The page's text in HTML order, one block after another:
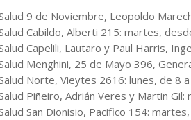
9 de Noviembre, Leopoldo
Cabildo, Alberti 215: martes,
Capelili, Lautaro y Paul Harris,
Menghini, 25 de Mayo 396,
Norte, Vieytes 2616: lunes, de 8
Piñeiro, Adrián Veres y Martin Gil:
San Dionisio, Pacifico 154: